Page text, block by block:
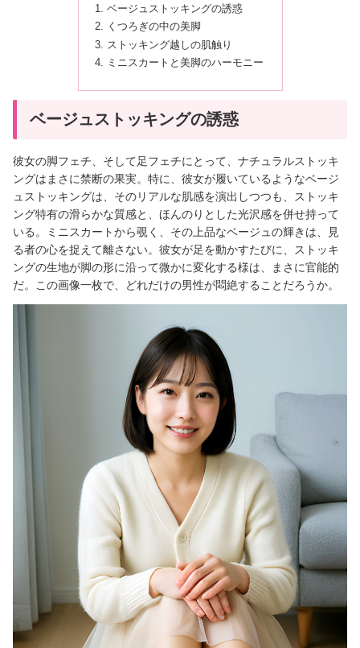
ベージュストッキングの誘惑
くつろぎの中の美脚
ストッキング越しの肌触り
ミニスカートと美脚のハーモニー
ベージュストッキングの誘惑
彼女の脚フェチ、そして足フェチにとって、ナチュラルストッキ
ングはまさに禁断の果実。特に、彼女が履いているようなベージ
ュストッキングは、そのリアルな肌感を演出しつつも、ストッキ
ング特有の滑らかな質感と、ほんのりとした光沢感を併せ持って
いる。ミニスカートから覗く、その上品なベージュの輝きは、見
る者の心を捉えて離さない。彼女が足を動かすたびに、ストッキ
ングの生地が脚の形に沿って微かに変化する様は、まさに官能的
だ。この画像一枚で、どれだけの男性が悶絶することだろうか。